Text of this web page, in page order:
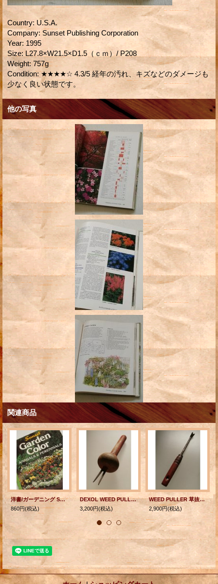
Country: U.S.A.
Company: Sunset Publishing Corporation
Year: 1995
Size: L27.8×W21.5×D1.5（ｃｍ）/ P208
Weight: 757g
Condition: ★★★★☆ 4.3/5 経年の汚れ、キズなどのダメージも
少なく良い状態です。
他の写真
関連商品
洋書/ガーデニング Sunset "Garden Color ANNUALS & PERENNIALS" By the Editors of Sunset Book and Sunset Magazine (1989) Seventh printing
860円(税込)
DEXOL WEED PULLER 草抜き器/雑草抜き
3,200円(税込)
WEED PULLER 草抜き器/ピッカー （ロングタイプ）
2,900円(税込)